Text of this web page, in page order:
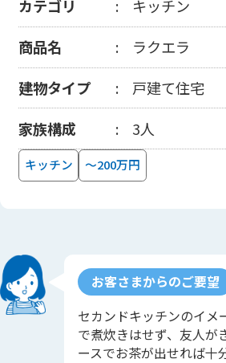
カテゴリ
キッチン
商品名
ラクエラ
建物タイプ
戸建て住宅
家族構成
3人
キッチン ～200万円
お客さまからのご要望
セカンドキッチンのイメ
で煮炊きはせず、友人が
ースでお茶が出せれば十